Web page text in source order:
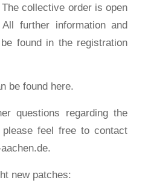
collective order is open
further information and
found in the registration
be found here.
questions regarding the
feel free to contact
new patches: